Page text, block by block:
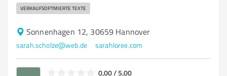
VERKAUFSOPTMIERTE TEXTE
Sonnenhagen 12, 30659 Hannover
sarah.scholze@web.de sarahloree.com
0,00 / 5,00